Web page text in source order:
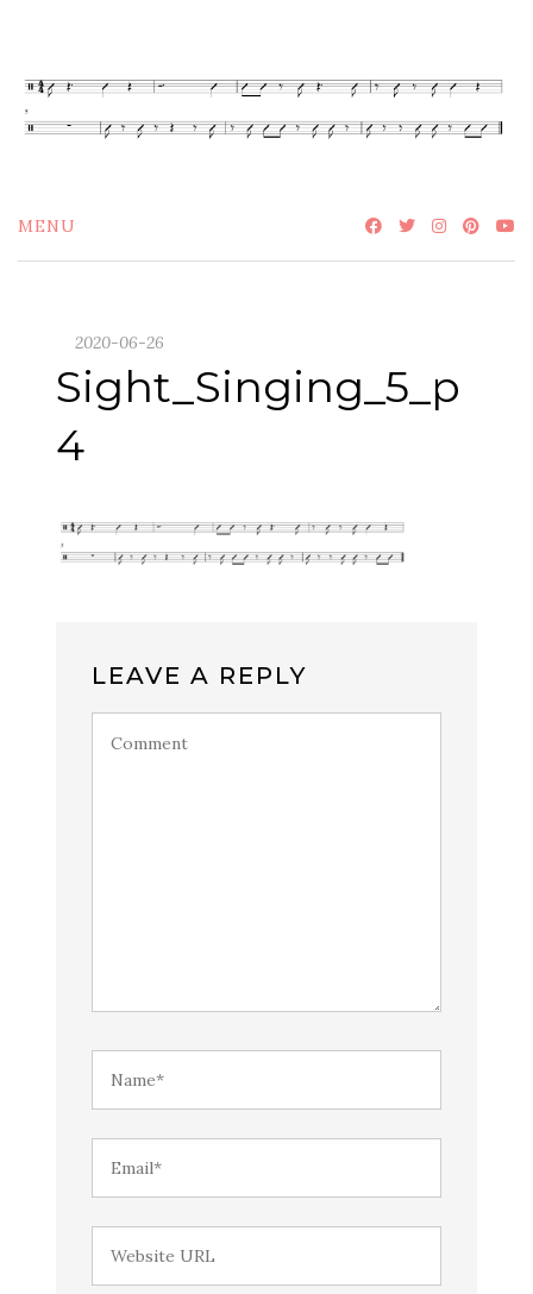
MENU
2020-06-26
Sight_Singing_5_p
4
LEAVE A REPLY